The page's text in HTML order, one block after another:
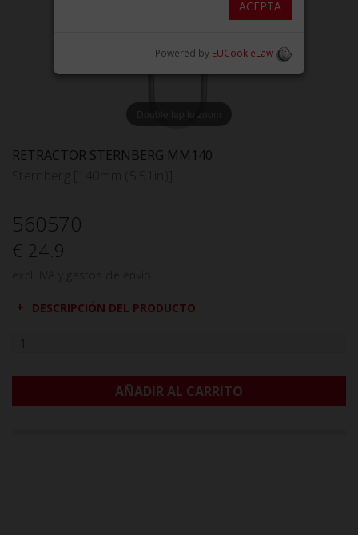
Double tap to zoom
RETRACTOR STERNBERG MM140
560570
€ 24.9
DESCRIPCIÓN DEL PRODUCTO
AÑADIR AL CARRITO
ACEPTA
Powered by EUCookieLaw